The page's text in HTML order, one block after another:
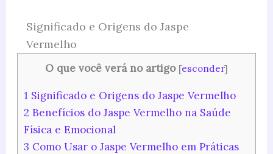
Significado e Origens do Jaspe
Vermelho
O que você verá no artigo [esconder]
1Significado e Origens do Jaspe Vermelho
2 Benefícios do Jaspe Vermelho na Saúde
Física e Emocional
3 Como Usar o Jaspe Vermelho em Práticas